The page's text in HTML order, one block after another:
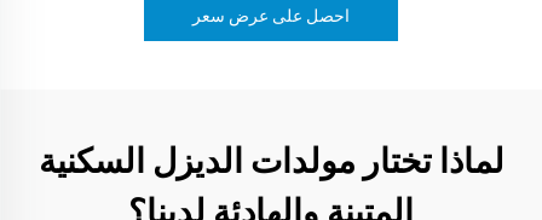
احصل على عرض سعر
لماذا تختار مولدات الديزل السكنية